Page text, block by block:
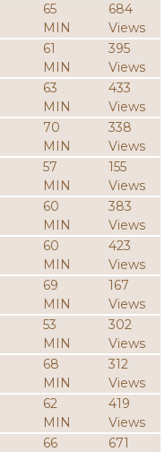
65
MIN
684
Views
61
MIN
395
Views
63
MIN
433
Views
70
MIN
338
Views
57
MIN
155
Views
60
MIN
383
Views
60
MIN
423
Views
69
MIN
167
Views
53
MIN
302
Views
68
MIN
312
Views
62
MIN
419
Views
66
671